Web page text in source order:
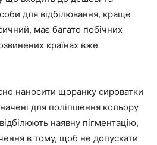
для відбілювання, краще
має багато побічних
країнах вже
наносити щоранку сироватки
для поліпшення кольору
наявну пігментацію,
в тому, щоб не допускати